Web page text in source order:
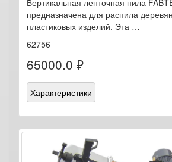
предназначена для распила
пластиковых изделий. Эта …
62756
65000.0 ₽
Характеристики